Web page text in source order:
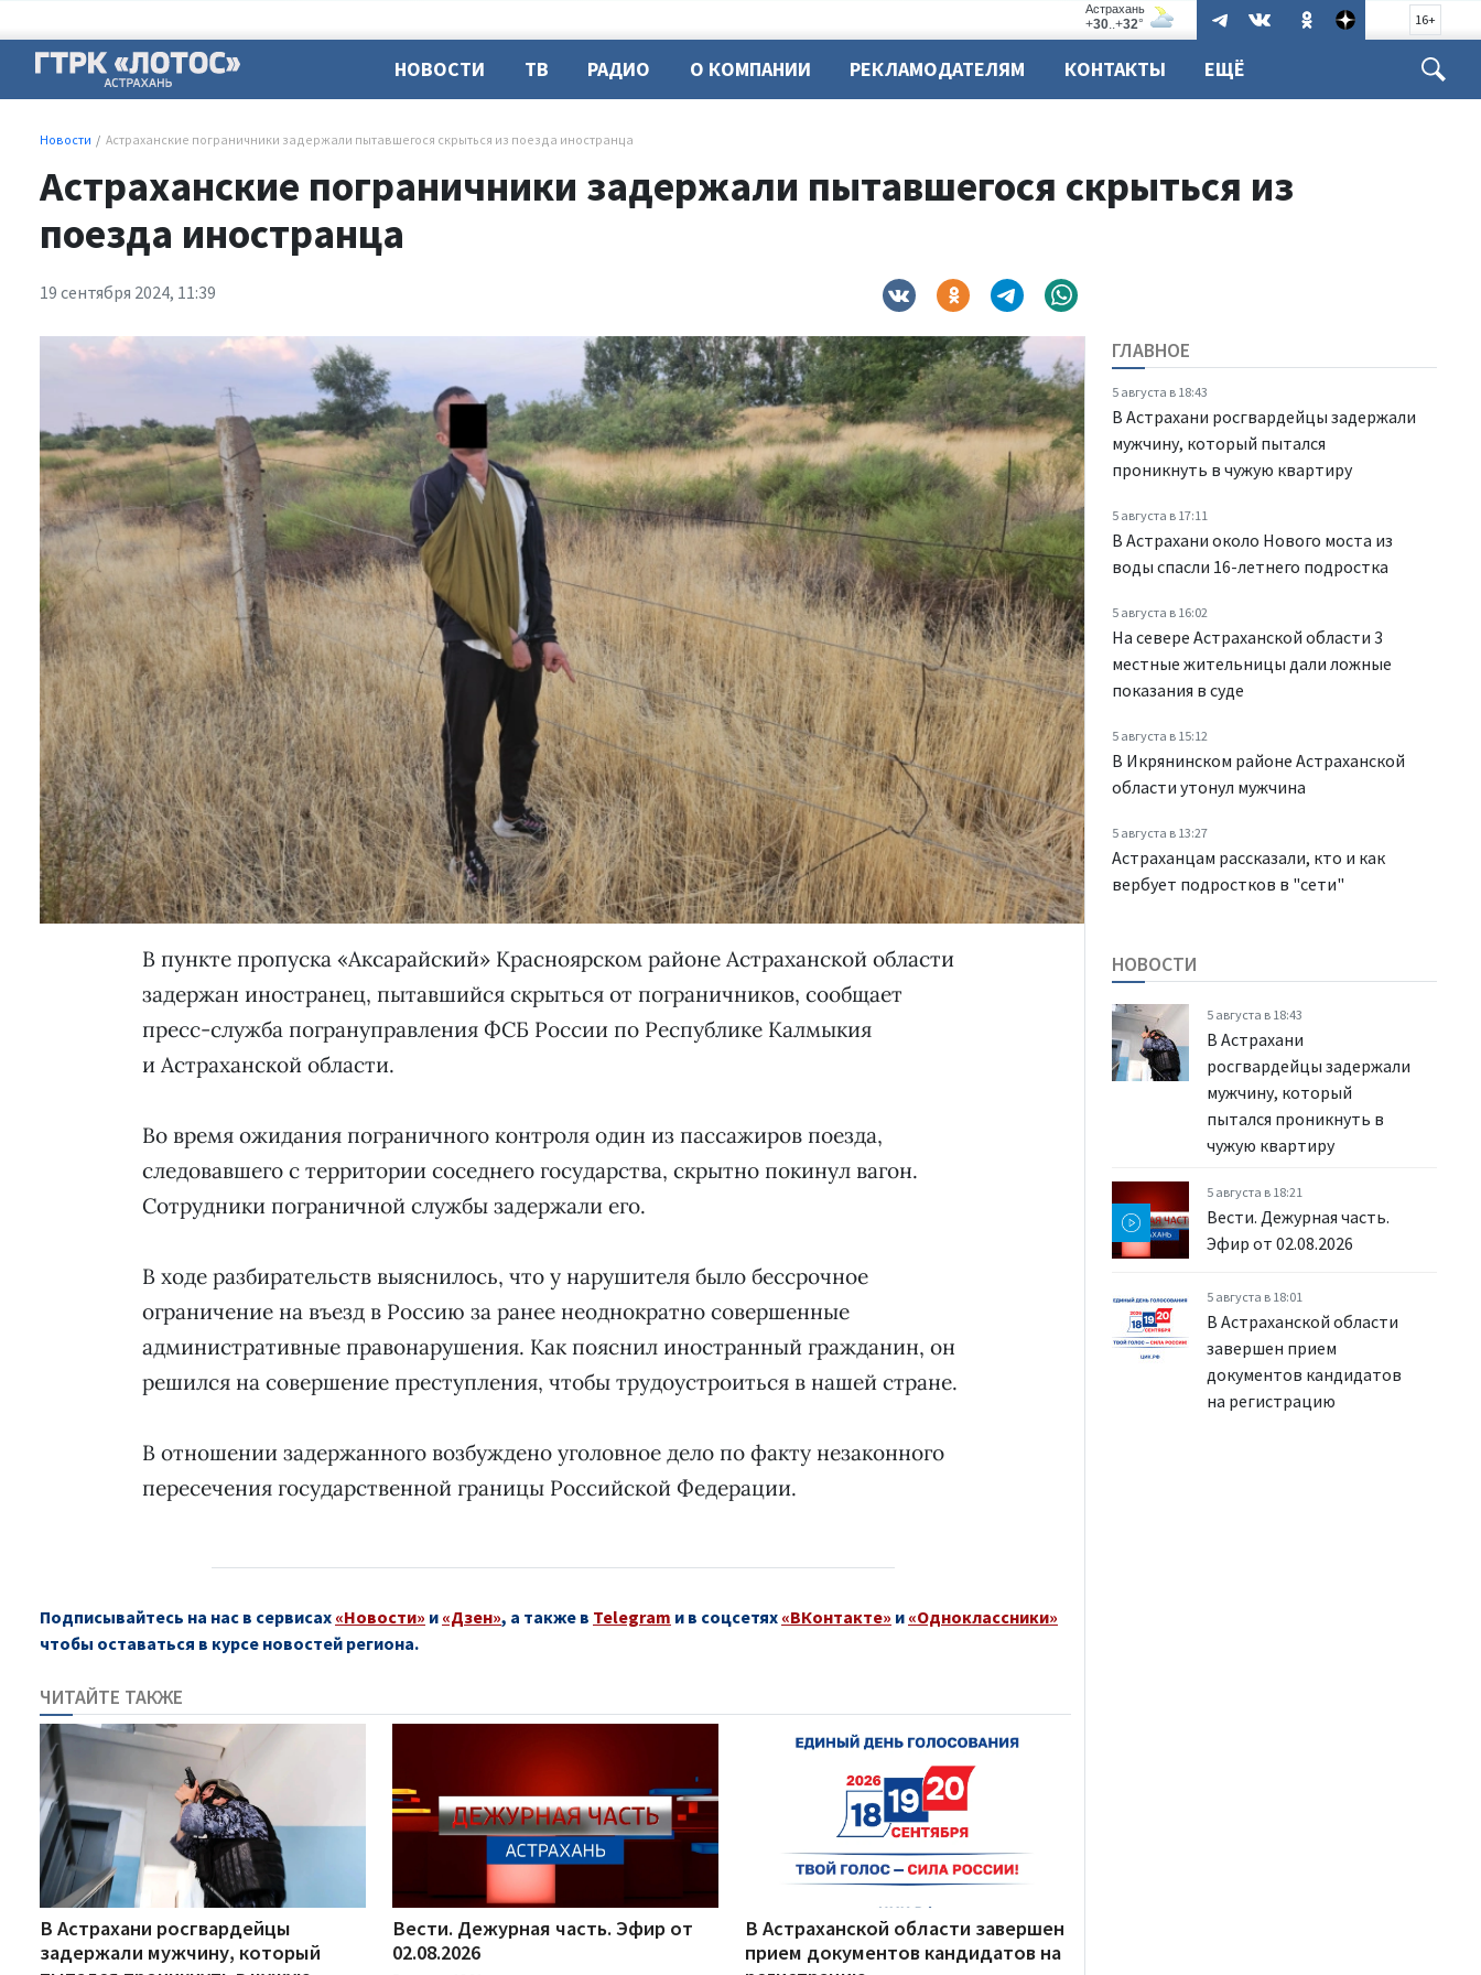
16+
НОВОСТИ ТВ РАДИО О КОМПАНИИ РЕКЛАМОДАТЕЛЯМ КОНТАКТЫ ЕЩЁ
Новости Астраханские пограничники задержали пытавшегося скрыться из поезда иностранца
Астраханские пограничники задержали пытавшегося скрыться из
поезда иностранца
19 сентября 2024, 11:39
ГЛАВНОЕ
5 августа в 18:43
В Астрахани росгвардейцы задержали
мужчину, который пытался
проникнуть в чужую квартиру
5 августа в 17:11
В Астрахани около Нового моста из
воды спасли 16-летнего подростка
5 августа в 16:02
На севере Астраханской области 3
местные жительницы дали ложные
показания в суде
5 августа в 15:12
В Икрянинском районе Астраханской
области утонул мужчина
5 августа в 13:27
Астраханцам рассказали, кто и как
вербует подростков в "сети"
В пункте пропуска «Аксарайский» Красноярском районе Астраханской области
задержан иностранец, пытавшийся скрыться от пограничников, сообщает
пресс-служба погрануправления ФСБ России по Республике Калмыкия
и Астраханской области.
Во время ожидания пограничного контроля один из пассажиров поезда,
следовавшего с территории соседнего государства, скрытно покинул вагон.
Сотрудники пограничной службы задержали его.
В ходе разбирательств выяснилось, что у нарушителя было бессрочное
ограничение на въезд в Россию за ранее неоднократно совершенные
административные правонарушения. Как пояснил иностранный гражданин, он
решился на совершение преступления, чтобы трудоустроиться в нашей стране.
В отношении задержанного возбуждено уголовное дело по факту незаконного
пересечения государственной границы Российской Федерации.
Подписывайтесь на нас в сервисах «Новости» и «Дзен», а также в Telegram и в соцсетях «ВКонтакте» и «Одноклассники»
чтобы оставаться в курсе новостей региона.
ЧИТАЙТЕ ТАКЖЕ
В Астрахани росгвардейцы
задержали мужчину, который
Вести. Дежурная часть. Эфир от
02.08.2026
В Астраханской области завершен
прием документов кандидатов на
НОВОСТИ
5 августа в 18:43
В Астрахани
росгвардейцы задержали
мужчину, который
пытался проникнуть в
чужую квартиру
5 августа в 18:21
Вести. Дежурная часть.
Эфир от 02.08.2026
5 августа в 18:01
В Астраханской области
завершен прием
документов кандидатов
на регистрацию